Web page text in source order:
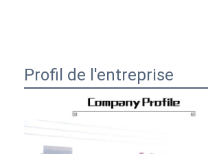
Profil de l'entreprise